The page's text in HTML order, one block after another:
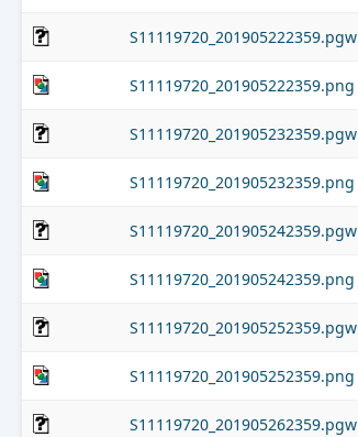
S11119720_201905222359.pgw
S11119720_201905222359.png
S11119720_201905232359.pgw
S11119720_201905232359.png
S11119720_201905242359.pgw
S11119720_201905242359.png
S11119720_201905252359.pgw
S11119720_201905252359.png
S11119720_201905262359.pgw